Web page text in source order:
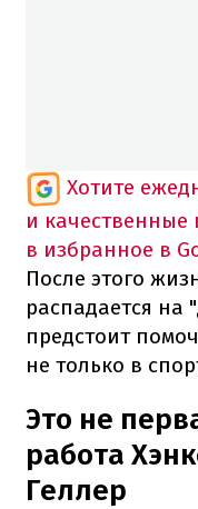
Хотите
и качественные
в избранное в
После этого
распадается на
предстоит
не только в
Это не
работа
Геллер